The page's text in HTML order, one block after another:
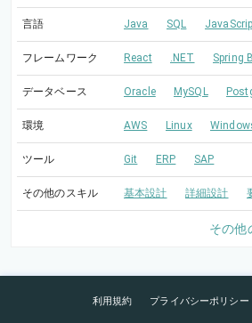
言語 Java SQL
フレームワーク React .NET Spring
データベース Oracle MySQL
環境 AWS Linux
ツール Git ERP SAP
その他のスキル 基本設計 詳細設計
その他
利用規約 プライバシーポリシー